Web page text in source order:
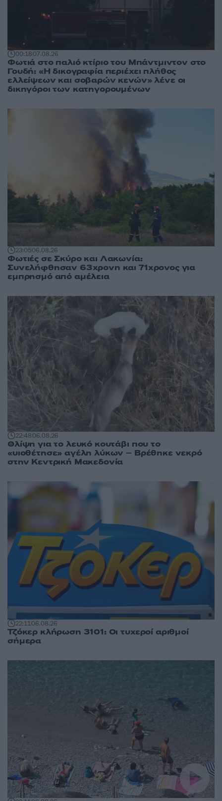
00:1807.08.26
Φωτιά στο παλιό κτίριο του Μπάντμιντον στο
Γουδή: «Η δικογραφία περιέχει πλήθος
ελλείψεων και σοβαρών κενών» λένε οι
δικηγόροι των κατηγορουμένων
23:0506.08.26
Φωτιές σε Σκύρο και Λακωνία:
Συνελήφθησαν 63χρονη και 71χρονος για
εμπρησμό από αμέλεια
22:4806.08.26
Θλίψη για το λευκό κουτάβι που το
«υιοθέτησε» αγέλη λύκων – Βρέθηκε νεκρό
στην Κεντρική Μακεδονία
22:1106.08.26
Τζόκερ κλήρωση 3101: Οι τυχεροί αριθμοί
σήμερα